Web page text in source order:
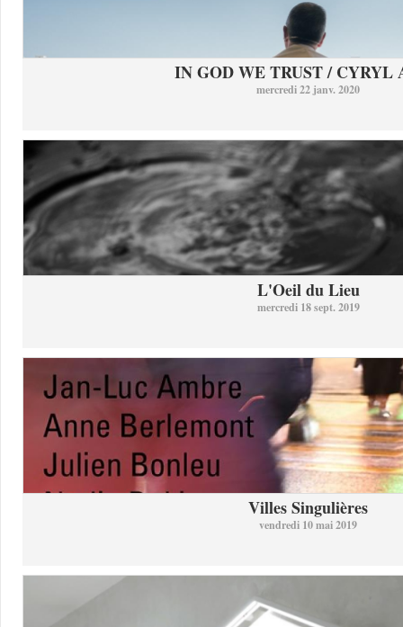
IN GOD WE TRUST / CYRYL
mercredi 22 janv. 2020
L'Oeil du Lieu
mercredi 18 sept. 2019
Villes Singulières
vendredi 10 mai 2019